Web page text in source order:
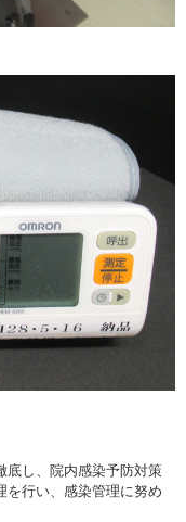
底し、院内感染予防対策
を行い、感染管理に努め